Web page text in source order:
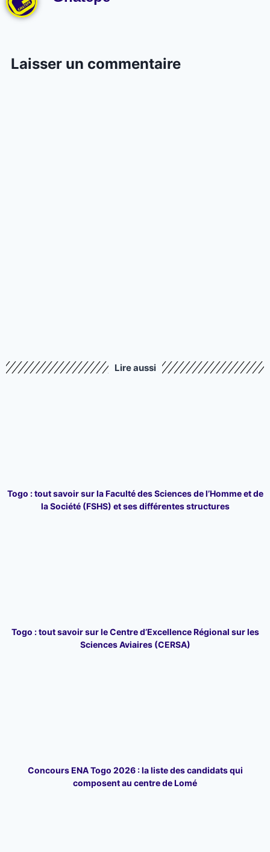
Laisser un commentaire
Lire aussi
Togo : tout savoir sur la Faculté des Sciences de l’Homme et de
la Société (FSHS) et ses différentes structures
Togo : tout savoir sur le Centre d’Excellence Régional sur les
Sciences Aviaires (CERSA)
Concours ENA Togo 2026 : la liste des candidats qui
composent au centre de Lomé